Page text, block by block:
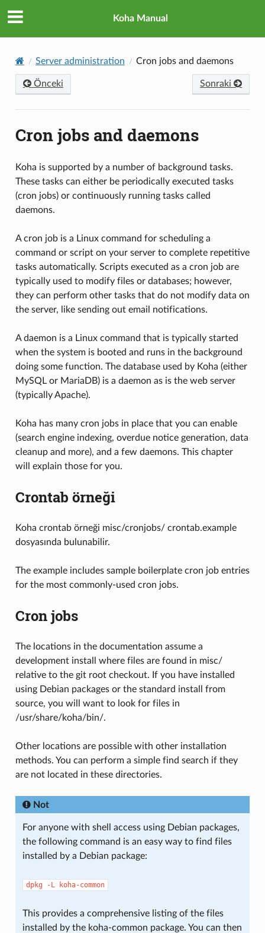
Koha Manual
Server administration Cron jobs and daemons
Önceki Sonraki
Cron jobs and daemons
Koha is supported by a number of background tasks.
These tasks can either be periodically executed tasks
(cron jobs) or continuously running tasks called
daemons.
A cron job is a Linux command for scheduling a
command or script on your server to complete repetitive
tasks automatically. Scripts executed as a cron job are
typically used to modify files or databases; however,
they can perform other tasks that do not modify data on
the server, like sending out email notifications.
A daemon is a Linux command that is typically started
when the system is booted and runs in the background
doing some function. The database used by Koha (either
MySQL or MariaDB) is a daemon as is the web server
(typically Apache).
Koha has many cron jobs in place that you can enable
(search engine indexing, overdue notice generation, data
cleanup and more), and a few daemons. This chapter
will explain those for you.
Crontab örneği
Koha crontab örneği misc/cronjobs/ crontab.example
dosyasında bulunabilir.
The example includes sample boilerplate cron job entries
for the most commonly-used cron jobs.
Cron jobs
The locations in the documentation assume a
development install where files are found in misc/
relative to the git root checkout. If you have installed
using Debian packages or the standard install from
source, you will want to look for files in
/usr/share/koha/bin/.
Other locations are possible with other installation
methods. You can perform a simple find search if they
are not located in these directories.
Not
For anyone with shell access using Debian packages,
the following command is an easy way to find files
installed by a Debian package:
dpkg -L koha-common
This provides a comprehensive listing of the files
installed by the koha-common package. You can then